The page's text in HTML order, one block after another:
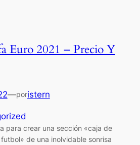
Euro 2021 – Precio Y
—poristern
para crear una sección «caja de
de una inolvidable sonrisa